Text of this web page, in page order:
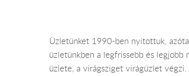
Üzletünket 1990-ben nyitottuk,
üzletünkben a legfrissebb és legjobb
üzlete, a virágsziget virágüzlet